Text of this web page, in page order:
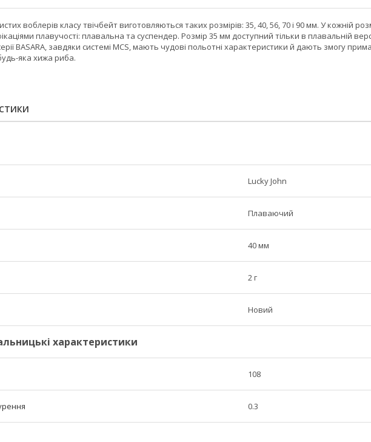
воблерів класу твічбейт виготовляються таких розмірів: 35, 40, 56, 70 і 90 мм. У кожній
плавучості: плавальна та суспендер. Розмір 35 мм доступний тільки в плавальній
BASARA, завдяки системі MCS, мають чудові польотні характеристики й дають змогу
яка хижа риба.
Lucky John
Плаваючий
40 мм
2 г
Новий
характеристики
108
0.3